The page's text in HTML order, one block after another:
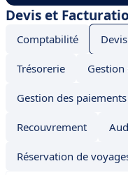
Devis et
Comptabilité
Trésorerie Gestion
Gestion des paiements
Recouvrement
Réservation de